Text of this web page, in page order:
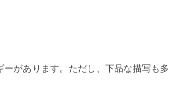
があります。ただし、下品な描写も多